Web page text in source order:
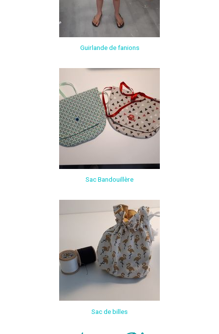
Guirlande de fanions
Sac Bandouillère
Sac de billes